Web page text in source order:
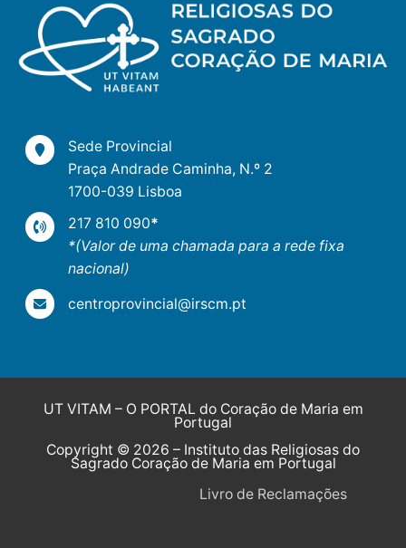
Sede Provincial
Praça Andrade Caminha, N.º 2
1700-039 Lisboa
217 810 090*
*(Valor de uma chamada para a rede fixa
nacional)
centroprovincial@irscm.pt
UT VITAM – O PORTAL do Coração de Maria em
Portugal
Copyright © 2026 – Instituto das Religiosas do
Sagrado Coração de Maria em Portugal
Livro de Reclamações